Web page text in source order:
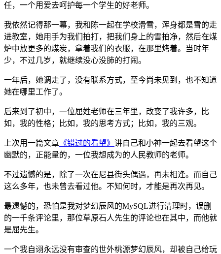
任，一个用爱去呵护每一个学生的好老师。
我依然记得那一幕，我和陈一起在学校滑雪，浑身都是雪的走
进教室，她用手为我们拍打，把我们身上的雪拍净，然后在煤
炉中放更多的煤炭，拿着我们的衣服，在那里烤着。当时年
少，不过几岁，就继续没心没肺的打闹。
一年后，她调走了，没有联系方式，至今尚未见到，也不知道
她在哪里工作了。
后来到了初中，一位屈姓老师在三年里，改变了我许多，比
如，我的性格；比如，我的思考方式；比如，我的三观。
上次用一篇文章 《错过的看望》 讲自己和小神一起去看望这个
幽默的，正能量的，一位我想成为的人民教师的老师。
不过遗憾的是，除了一次在尼县街头偶遇，再未相逢。而自己
这么多年，也未曾去看过他。不知何时，才能是再次再见。
最遗憾的，恐怕是我对梦幻辰风的MySQL进行清理时，误删
的一千条评论里，那位草原石人先生的评论也在其中，而他就
是屈先生。
一个我自诩永远没有审查的世外桃源梦幻辰风，却被自己给玩